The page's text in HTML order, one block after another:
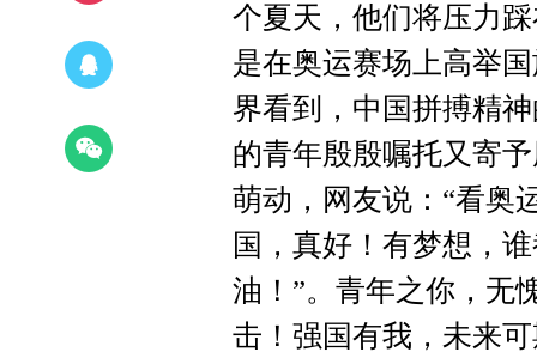
个夏天，他们将压力
是在奥运赛场上高举
界看到，中国拼搏精
的青年殷殷嘱托又寄
萌动，网友说：“看奥
国，真好！有梦想，
油！”。青年之你，无
击！强国有我，未来